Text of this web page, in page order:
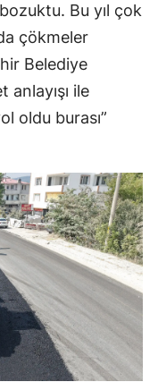
Bu yıl çok
çökmeler
Belediye
anlayışı ile
oldu burası”